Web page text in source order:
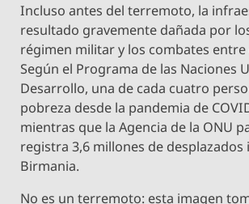
Incluso antes del terremoto, la
resultado gravemente dañada por
régimen militar y los combates
Según el Programa de las Naciones
Desarrollo, una de cada cuatro
pobreza desde la pandemia de
mientras que la Agencia de la ONU
registra 3,6 millones de desplazados
Birmania.
No es un terremoto: esta imagen